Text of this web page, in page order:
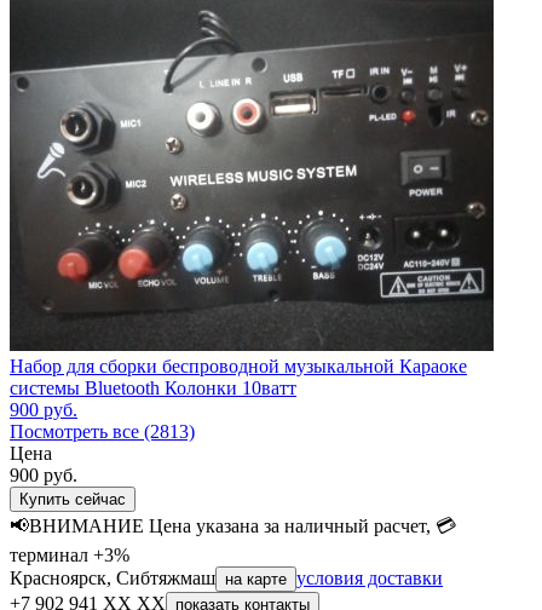
Набор для сборки беспроводной музыкальной Караоке
системы Bluetooth Колонки 10ватт
900 руб.
Посмотреть все (2813)
Цена
900 руб.
Купить сейчас
📢ВНИМАНИЕ Цена указана за наличный расчет, 💳
терминал +3%
Красноярск, Сибтяжмаш на карте условия доставки
+7 902 941 XX XX
показать контакты